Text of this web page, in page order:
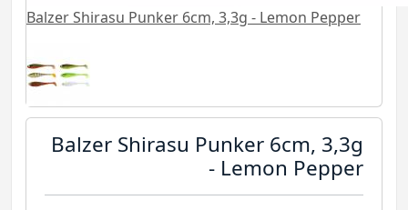
Balzer Shirasu Punker 6cm, 3,3g - Lemon Pepper
Balzer Shirasu Punker 6cm, 3,3g
- Lemon Pepper